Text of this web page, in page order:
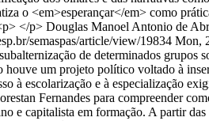
o <em>esperançar</em> como
</p> Douglas Manoel Antonio de
semaspas/article/view/19834 Mon,
de determinados
um projeto político voltado à
à escolarização e à especialização
Fernandes para compreender
e capitalista em formação. A partir